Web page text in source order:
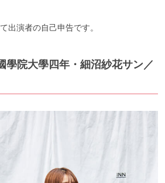
出演者の自己申告です。
學院大學四年・細沼紗花サン／